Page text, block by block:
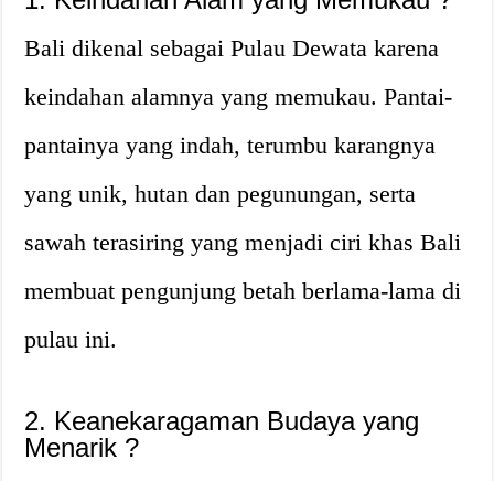
Bali dikenal sebagai Pulau Dewata karena
keindahan alamnya yang memukau. Pantai-
pantainya yang indah, terumbu karangnya
yang unik, hutan dan pegunungan, serta
sawah terasiring yang menjadi ciri khas Bali
membuat pengunjung betah berlama-lama di
pulau ini.
2. Keanekaragaman Budaya yang
Menarik ?